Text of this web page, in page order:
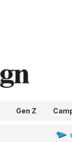
Gen Z